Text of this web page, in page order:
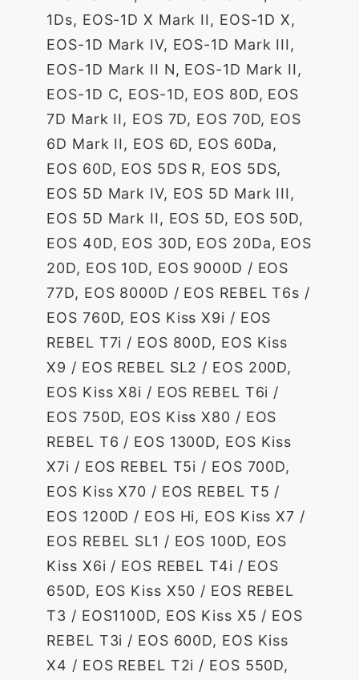
1Ds, EOS-1D X Mark II, EOS-1D X,
EOS-1D Mark IV, EOS-1D Mark III,
EOS-1D Mark II N, EOS-1D Mark II,
EOS-1D C, EOS-1D, EOS 80D, EOS
7D Mark II, EOS 7D, EOS 70D, EOS
6D Mark II, EOS 6D, EOS 60Da,
EOS 60D, EOS 5DS R, EOS 5DS,
EOS 5D Mark IV, EOS 5D Mark III,
EOS 5D Mark II, EOS 5D, EOS 50D,
EOS 40D, EOS 30D, EOS 20Da, EOS
20D, EOS 10D, EOS 9000D / EOS
77D, EOS 8000D / EOS REBEL T6s /
EOS 760D, EOS Kiss X9i / EOS
REBEL T7i / EOS 800D, EOS Kiss
X9 / EOS REBEL SL2 / EOS 200D,
EOS Kiss X8i / EOS REBEL T6i /
EOS 750D, EOS Kiss X80 / EOS
REBEL T6 / EOS 1300D, EOS Kiss
X7i / EOS REBEL T5i / EOS 700D,
EOS Kiss X70 / EOS REBEL T5 /
EOS 1200D / EOS Hi, EOS Kiss X7 /
EOS REBEL SL1 / EOS 100D, EOS
Kiss X6i / EOS REBEL T4i / EOS
650D, EOS Kiss X50 / EOS REBEL
T3 / EOS1100D, EOS Kiss X5 / EOS
REBEL T3i / EOS 600D, EOS Kiss
X4 / EOS REBEL T2i / EOS 550D,